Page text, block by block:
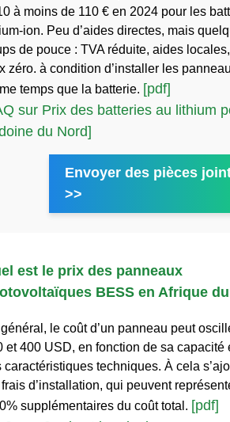
à moins de 110 € en 2024 pour les
ion. Peu d’aides directes, mais
de pouce : TVA réduite, aides
zéro. à condition d’installer les
temps que la batterie. [pdf]
sur Prix des batteries au lithium
du Nord]
Envoyer des pièces
>>
est le prix des panneaux
BESS en Afrique
le coût d’un panneau peut
et 400 USD, en fonction de sa capacité
caractéristiques techniques. À cela
frais d’installation, qui peuvent
supplémentaires du coût total. [pdf]